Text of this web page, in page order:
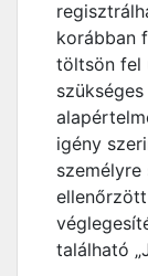
korábban
töltsön fel
igény
található